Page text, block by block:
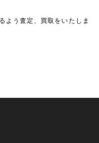
よう査定、買取をいたしま